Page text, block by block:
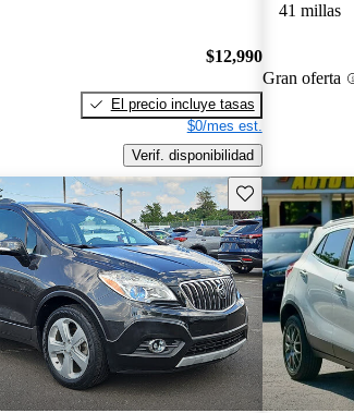
$12,990
El precio incluye tasas
$0/mes est.
Verif. disponibilidad
41 millas
Gran oferta
Guarda este Aviso